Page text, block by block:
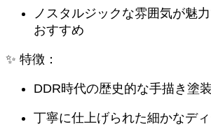
器
製
フ
ィ
ギ
ア
個
ノスタルジックな雰囲気が魅
おすすめ
✨ 特徴：
DDR時代の歴史的な手描き塗装
丁寧に仕上げられた細かなデ